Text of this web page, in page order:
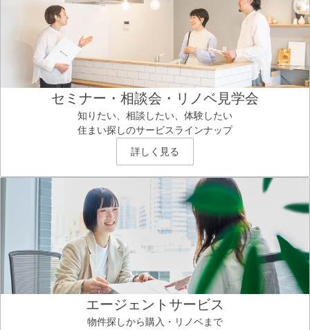
セミナー・相談会・リノベ見学会
知りたい、相談したい、体験したい
住まい探しのサービスラインナップ
詳しく見る
エージェントサービス
物件探しから購入・リノベまで